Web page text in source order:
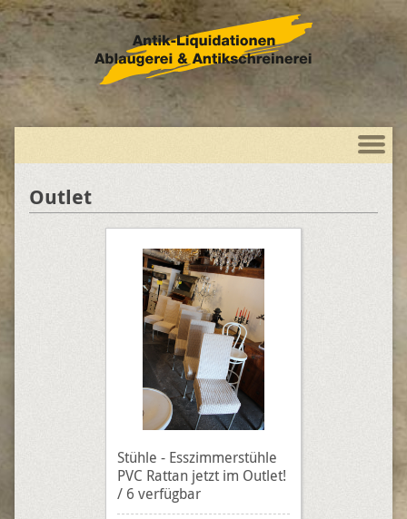
Outlet
Stühle - Esszimmerstühle
PVC Rattan jetzt im Outlet!
/ 6 verfügbar